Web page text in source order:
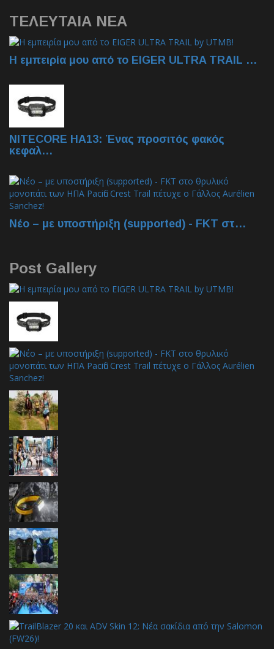
ΤΕΛΕΥΤΑΙΑ NEA
Η εμπειρία μου από το EIGER ULTRA TRAIL …
NITECORE HA13: Ένας προσιτός φακός
κεφαλ…
Νέο – με υποστήριξη (supported) - FKT στ…
Post Gallery